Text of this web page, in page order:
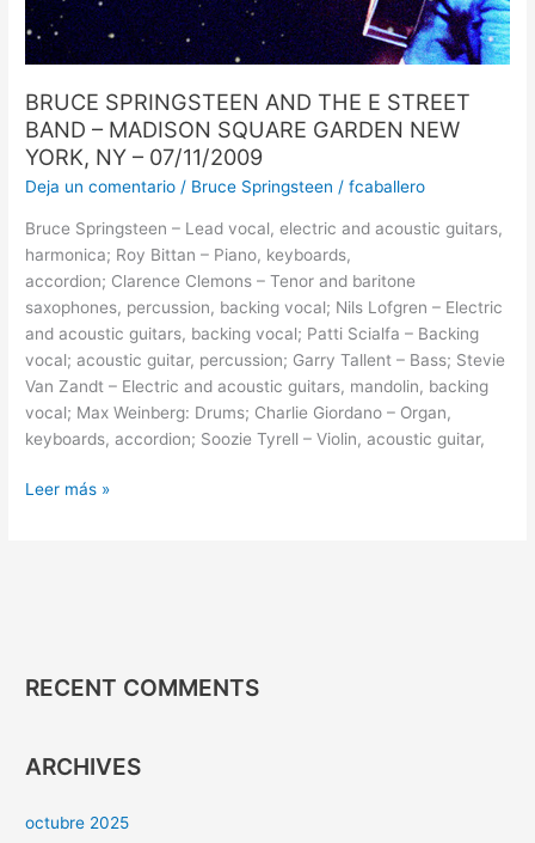
BRUCE SPRINGSTEEN AND THE E STREET
BAND – MADISON SQUARE GARDEN NEW
YORK, NY – 07/11/2009
Deja un comentario / Bruce Springsteen /fcaballero
Bruce Springsteen – Lead vocal, electric and acoustic guitars,
harmonica; Roy Bittan – Piano, keyboards,
accordion; Clarence Clemons – Tenor and baritone
saxophones, percussion, backing vocal; Nils Lofgren – Electric
and acoustic guitars, backing vocal; Patti Scialfa – Backing
vocal; acoustic guitar, percussion; Garry Tallent – Bass; Stevie
Van Zandt – Electric and acoustic guitars, mandolin, backing
vocal; Max Weinberg: Drums; Charlie Giordano – Organ,
keyboards, accordion; Soozie Tyrell – Violin, acoustic guitar,
Leer más »
RECENT COMMENTS
ARCHIVES
octubre 2025